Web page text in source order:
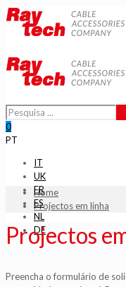
0
PT
IT
UK
FR
ES
NL
DE
Home
Projectos em linha
Projectos
Preencha o formulário de